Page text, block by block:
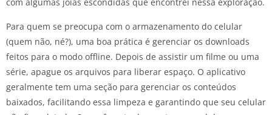
Para quem se preocupa com o armazenamento do celular
(quem não, né?), uma boa prática é gerenciar os downloads
feitos para o modo offline. Depois de assistir um filme ou uma
série, apague os arquivos para liberar espaço. O aplicativo
geralmente tem uma seção para gerenciar os conteúdos
baixados, facilitando essa limpeza e garantindo que seu celular